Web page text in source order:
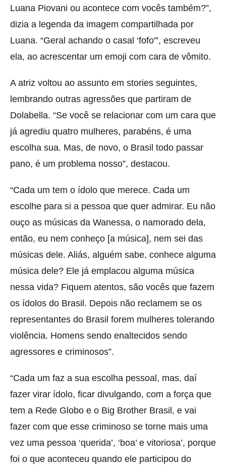
Luana Piovani ou acontece com vocês também?”,
dizia a legenda da imagem compartilhada por
Luana. “Geral achando o casal ‘fofo'”, escreveu
ela, ao acrescentar um emoji com cara de vômito.
A atriz voltou ao assunto em stories seguintes,
lembrando outras agressões que partiram de
Dolabella. “Se você se relacionar com um cara que
já agrediu quatro mulheres, parabéns, é uma
escolha sua. Mas, de novo, o Brasil todo passar
pano, é um problema nosso”, destacou.
“Cada um tem o ídolo que merece. Cada um
escolhe para si a pessoa que quer admirar. Eu não
ouço as músicas da Wanessa, o namorado dela,
então, eu nem conheço [a música], nem sei das
músicas dele. Aliás, alguém sabe, conhece alguma
música dele? Ele já emplacou alguma música
nessa vida? Fiquem atentos, são vocês que fazem
os ídolos do Brasil. Depois não reclamem se os
representantes do Brasil forem mulheres tolerando
violência. Homens sendo enaltecidos sendo
agressores e criminosos”.
“Cada um faz a sua escolha pessoal, mas, daí
fazer virar ídolo, ficar divulgando, com a força que
tem a Rede Globo e o Big Brother Brasil, e vai
fazer com que esse criminoso se torne mais uma
vez uma pessoa ‘querida’, ‘boa’ e vitoriosa’, porque
foi o que aconteceu quando ele participou do